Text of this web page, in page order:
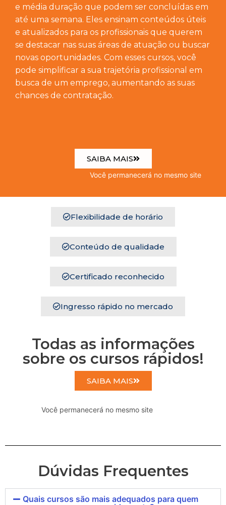
e média duração que podem ser concluídas em
até uma semana. Eles ensinam conteúdos úteis
e atualizados para os profissionais que querem
se destacar nas suas áreas de atuação ou buscar
novas oportunidades. Com esses cursos, você
pode simplificar a sua trajetória profissional em
busca de um emprego, aumentando as suas
chances de contratação.
SAIBA MAIS
Você permanecerá no mesmo site
Flexibilidade de horário
Conteúdo de qualidade
Certificado reconhecido
Ingresso rápido no mercado
Todas as informações
sobre os cursos rápidos!
SAIBA MAIS
Você permanecerá no mesmo site
Dúvidas Frequentes
Quais cursos são mais adequados para quem